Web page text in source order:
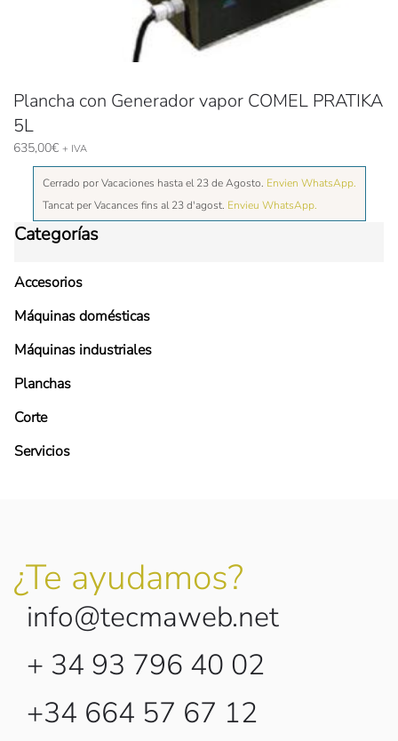
Plancha con Generador vapor COMEL PRATIKA
5L
635,00€ + IVA
Cerrado por Vacaciones hasta el 23 de Agosto. Envien WhatsApp.
Tancat per Vacances fins al 23 d'agost. Envieu WhatsApp.
Categorías
Accesorios
Máquinas domésticas
Máquinas industriales
Planchas
Corte
Servicios
¿Te ayudamos?
info@tecmaweb.net
+ 34 93 796 40 02
+34 664 57 67 12